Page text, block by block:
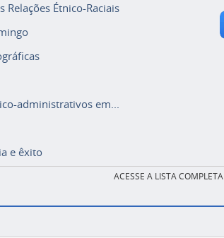
Étnico-Raciais
administrativos em...
e êxito
ACESSE A LISTA COMPLETA